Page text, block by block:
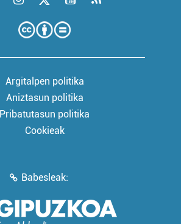
Argitalpen politika
Aniztasun politika
Pribatutasun politika
Cookieak
Babesleak: